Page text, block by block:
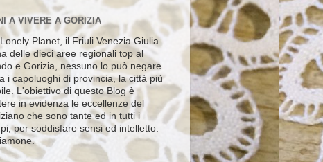
A VIVERE A GORIZIA
Planet, il Friuli Venezia Giulia
delle dieci aree regionali top al
e Gorizia, nessuno lo può negare
i capoluoghi di provincia, la città più
L'obiettivo di questo Blog è
in evidenza le eccellenze del
che sono tante ed in tutti i
per soddisfare sensi ed intelletto.